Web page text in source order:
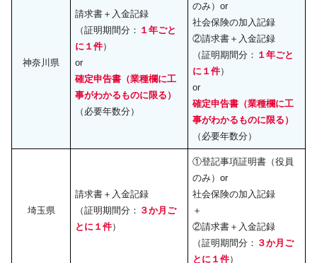
神奈川県
請求書＋入金記録
（証明期間分： １年ごと
に１件）
or
確定申告書（業種欄に工
事がわかるものに限る）
（必要年数分）
のみ）or
社会保険の加入記録
②請求書＋入金記録
（証明期間分： １年ごと
に１件）
or
確定申告書（業種欄に工
事がわかるものに限る）
（必要年数分）
埼玉県
請求書＋入金記録
（証明期間分： ３か月ご
とに１件）
①登記事項証明書（役員
のみ）or
社会保険の加入記録
＋
②請求書＋入金記録
（証明期間分： ３か月ご
とに１件）